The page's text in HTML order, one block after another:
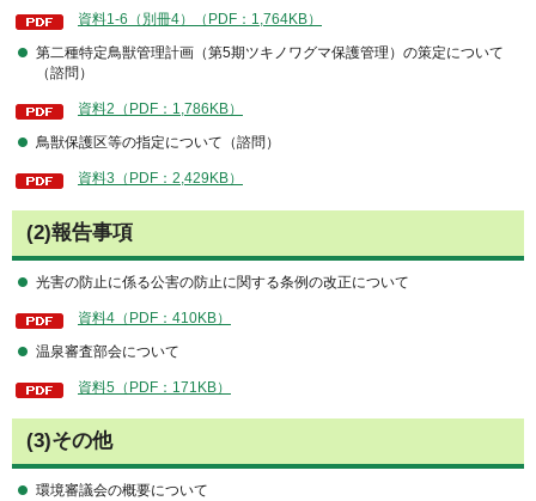
資料1-6（別冊4）（PDF：1,764KB）
第二種特定鳥獣管理計画（第5期ツキノワグマ保護管理）の策定について
（諮問）
資料2（PDF：1,786KB）
鳥獣保護区等の指定について（諮問）
資料3（PDF：2,429KB）
(2)報告事項
光害の防止に係る公害の防止に関する条例の改正について
資料4（PDF：410KB）
温泉審査部会について
資料5（PDF：171KB）
(3)その他
環境審議会の概要について